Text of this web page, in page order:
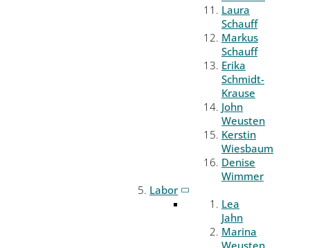
Laura
Schauff
Markus
Schauff
Erika
Schmidt-
Krause
John
Weusten
Kerstin
Wiesbaum
Denise
Wimmer
Labor
Lea
Jahn
Marina
Weusten